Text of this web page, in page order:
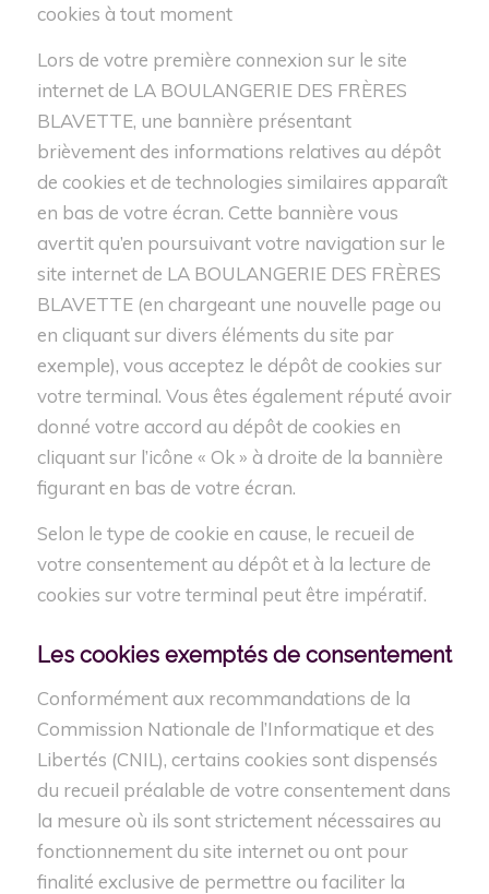
cookies à tout moment
Lors de votre première connexion sur le site
internet de LA BOULANGERIE DES FRÈRES
BLAVETTE, une bannière présentant
brièvement des informations relatives au dépôt
de cookies et de technologies similaires apparaît
en bas de votre écran. Cette bannière vous
avertit qu’en poursuivant votre navigation sur le
site internet de LA BOULANGERIE DES FRÈRES
BLAVETTE (en chargeant une nouvelle page ou
en cliquant sur divers éléments du site par
exemple), vous acceptez le dépôt de cookies sur
votre terminal. Vous êtes également réputé avoir
donné votre accord au dépôt de cookies en
cliquant sur l’icône « Ok » à droite de la bannière
figurant en bas de votre écran.
Selon le type de cookie en cause, le recueil de
votre consentement au dépôt et à la lecture de
cookies sur votre terminal peut être impératif.
Les cookiesexemptésde consentement
Conformément aux recommandations de la
Commission Nationale de l’Informatique et des
Libertés (CNIL), certains cookies sont dispensés
du recueil préalable de votre consentement dans
la mesure où ils sont strictement nécessaires au
fonctionnement du site internet ou ont pour
finalité exclusive de permettre ou faciliter la